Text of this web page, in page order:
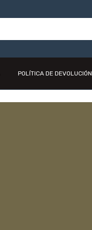
POLÍTICA DE DEVOLUCIÓN